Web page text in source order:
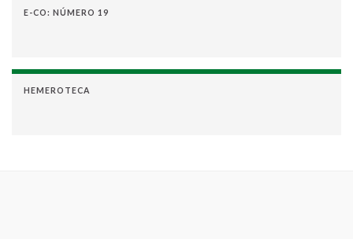
E-CO: NÚMERO 19
HEMEROTECA